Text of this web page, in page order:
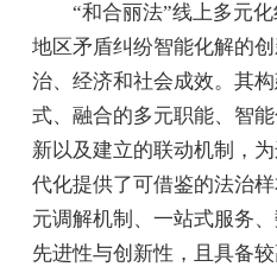
“和合丽法”线上多元
地区矛盾纠纷智能化解的
治、经济和社会成效。其
式、融合的多元职能、智
新以及建立的联动机制，
代化提供了可借鉴的法治
元调解机制、一站式服务
先进性与创新性，且具备